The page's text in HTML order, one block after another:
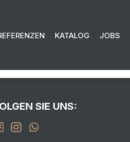
KATALOG JOBS
SIE UNS: